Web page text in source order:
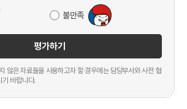
불만족
평가하기
않은 자료들을 사용하고자 할 경우에는 담당부서와 사전 협
기 바랍니다.